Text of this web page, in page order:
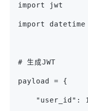
import jwt
import datetime
# 生成JWT
payload = {
"user_id":